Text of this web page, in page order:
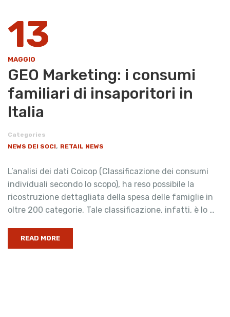
13
MAGGIO
GEO Marketing: i consumi
familiari di insaporitori in
Italia
Categories
NEWS DEI SOCI, RETAIL NEWS
L’analisi dei dati Coicop (Classificazione dei consumi
individuali secondo lo scopo), ha reso possibile la
ricostruzione dettagliata della spesa delle famiglie in
oltre 200 categorie. Tale classificazione, infatti, è lo …
READ MORE